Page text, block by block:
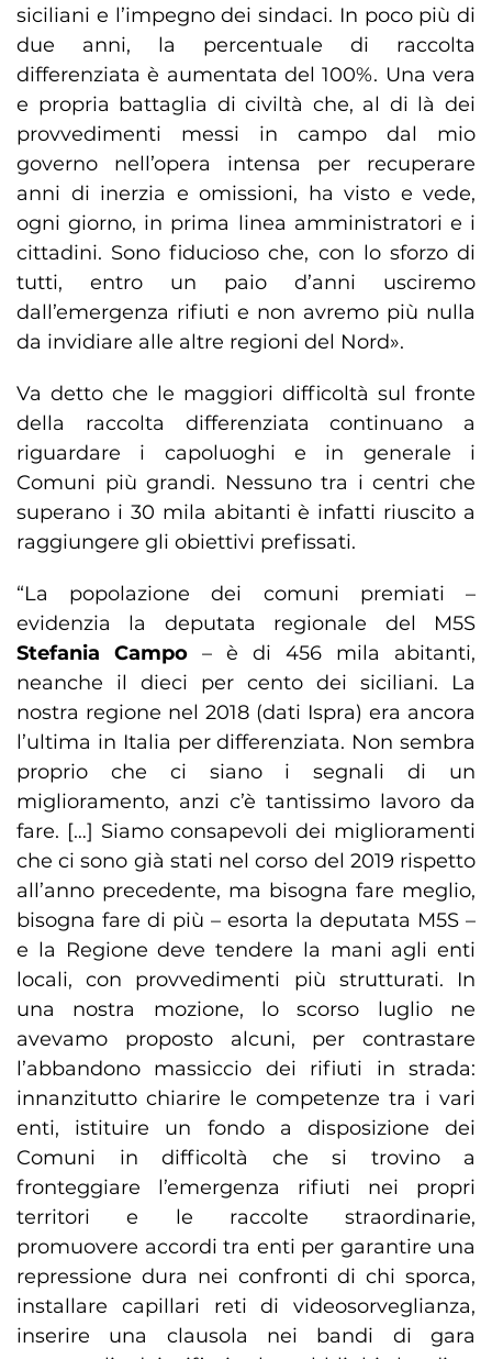
siciliani e l’impegno dei sindaci. In poco più di
due anni, la percentuale di raccolta
differenziata è aumentata del 100%. Una vera
e propria battaglia di civiltà che, al di là dei
provvedimenti messi in campo dal mio
governo nell’opera intensa per recuperare
anni di inerzia e omissioni, ha visto e vede,
ogni giorno, in prima linea amministratori e i
cittadini. Sono fiducioso che, con lo sforzo di
tutti, entro un paio d’anni usciremo
dall’emergenza rifiuti e non avremo più nulla
da invidiare alle altre regioni del Nord».
Va detto che le maggiori difficoltà sul fronte
della raccolta differenziata continuano a
riguardare i capoluoghi e in generale i
Comuni più grandi. Nessuno tra i centri che
superano i 30 mila abitanti è infatti riuscito a
raggiungere gli obiettivi prefissati.
“La popolazione dei comuni premiati –
evidenzia la deputata regionale del M5S
Stefania Campo – è di 456 mila abitanti,
neanche il dieci per cento dei siciliani. La
nostra regione nel 2018 (dati Ispra) era ancora
l’ultima in Italia per differenziata. Non sembra
proprio che ci siano i segnali di un
miglioramento, anzi c’è tantissimo lavoro da
fare. […] Siamo consapevoli dei miglioramenti
che ci sono già stati nel corso del 2019 rispetto
all’anno precedente, ma bisogna fare meglio,
bisogna fare di più – esorta la deputata M5S –
e la Regione deve tendere la mani agli enti
locali, con provvedimenti più strutturati. In
una nostra mozione, lo scorso luglio ne
avevamo proposto alcuni, per contrastare
l’abbandono massiccio dei rifiuti in strada:
innanzitutto chiarire le competenze tra i vari
enti, istituire un fondo a disposizione dei
Comuni in difficoltà che si trovino a
fronteggiare l’emergenza rifiuti nei propri
territori e le raccolte straordinarie,
promuovere accordi tra enti per garantire una
repressione dura nei confronti di chi sporca,
installare capillari reti di videosorveglianza,
inserire una clausola nei bandi di gara